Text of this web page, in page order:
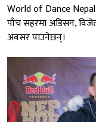
World of Dance Nepal
पाँच सहरमा अडिसन,
अवसर पाउनेछन्।